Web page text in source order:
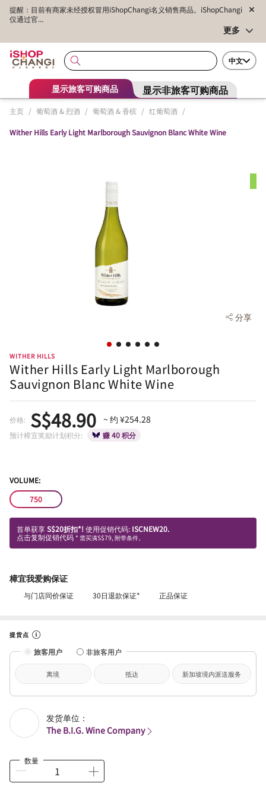
提醒：目前有商家未经授权冒用iShopChangi名义销售商品。iShopChangi
仅通过官...
更多
中文
显示旅客可购商品 显示非旅客可购商品
主页 / 葡萄酒 & 烈酒 / 葡萄酒 & 香槟 / 红葡萄酒 /
Wither Hills Early Light Marlborough Sauvignon Blanc White Wine
分享
WITHER HILLS
Wither Hills Early Light Marlborough
Sauvignon Blanc White Wine
价格: S$48.90 ~ 约 ¥254.28
预计樟宜奖励计划积分: 赚 40 积分
VOLUME:
750
首单获享S$20折扣*! 使用促销代码: ISCNEW20.
点击复制促销代码 * 需买满S$79, 附带条件。
樟宜我爱购保证
与门店同价保证 30日退款保证* 正品保证
提货点
旅客用户 非旅客用户
离境 抵达 新加坡境内派送服务
发货单位：
The B.I.G. Wine Company
数量